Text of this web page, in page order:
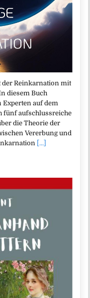
der Reinkarnation mit
diesem Buch
Experten auf dem
fünf aufschlussreiche
die Theorie der
Vererbung und
[...]